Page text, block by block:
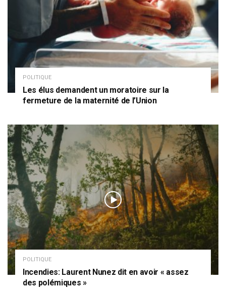
POLITIQUE
Les élus demandent un moratoire sur la
fermeture de la maternité de l’Union
POLITIQUE
Incendies: Laurent Nunez dit en avoir « assez
des polémiques »